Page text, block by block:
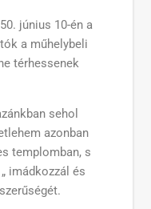
június 10-én a
a műhelybeli
térhessenek
sehol
azonban
templomban, s
imádkozzál és